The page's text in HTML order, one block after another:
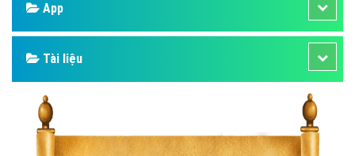
App
Tài liệu